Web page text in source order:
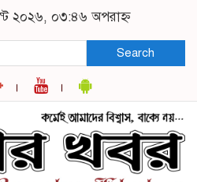
২০২৬, ০৩:৪৬ অপরাহ্ন
Search